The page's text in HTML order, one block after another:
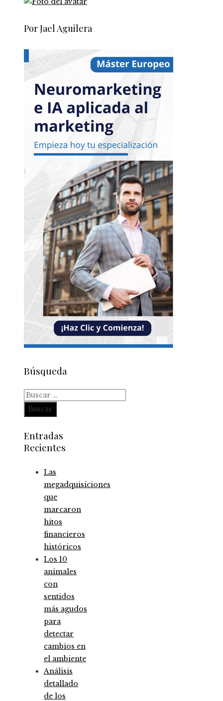
Por Jael Aguilera
Búsqueda
Buscar:
Entradas
Recientes
Las
megadquisiciones
que
marcaron
hitos
financieros
históricos
Los 10
animales
con
sentidos
más agudos
para
detectar
cambios en
el ambiente
Análisis
detallado
de los